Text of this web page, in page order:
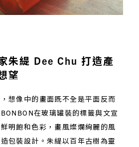
朱緹 Dee Chu 打造產
望
想像中的畫面既不全是平面反而
在玻璃罐裝的標籤與文宣
明飽和色彩，畫風燦爛絢麗的風
包裝設計。朱緹以百年古樹為靈